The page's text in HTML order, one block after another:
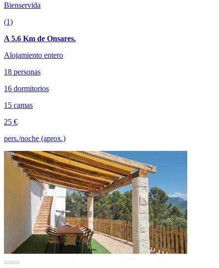
Bienservida
(1)
A 5.6 Km de Onsares.
Alojamiento entero
18 personas
16 dormitorios
15 camas
25 €
pers./noche (aprox.)